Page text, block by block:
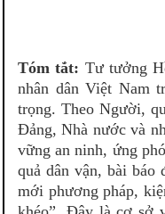
Tóm tắt: Tư tưởng
nhân dân Việt Nam
trọng. Theo Người,
Đảng, Nhà nước và
vững an ninh, ứng
quả dân vận, bài báo
mới phương pháp,